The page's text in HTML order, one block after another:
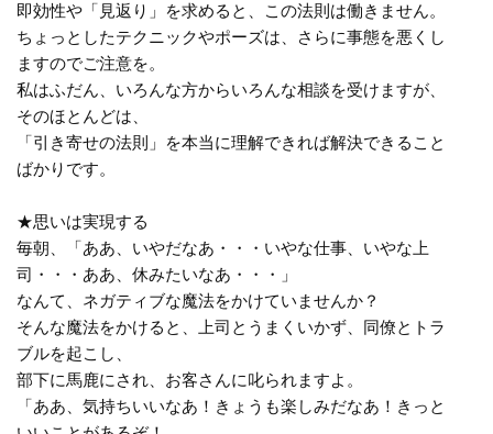
即効性や「見返り」を求めると、この法則は働きません。
ちょっとしたテクニックやポーズは、さらに事態を悪くし
ますのでご注意を。
私はふだん、いろんな方からいろんな相談を受けますが、
そのほとんどは、
「引き寄せの法則」を本当に理解できれば解決できること
ばかりです。
★思いは実現する
毎朝、「ああ、いやだなあ・・・いやな仕事、いやな上
司・・・ああ、休みたいなあ・・・」
なんて、ネガティブな魔法をかけていませんか？
そんな魔法をかけると、上司とうまくいかず、同僚とトラ
ブルを起こし、
部下に馬鹿にされ、お客さんに叱られますよ。
「ああ、気持ちいいなあ！きょうも楽しみだなあ！きっと